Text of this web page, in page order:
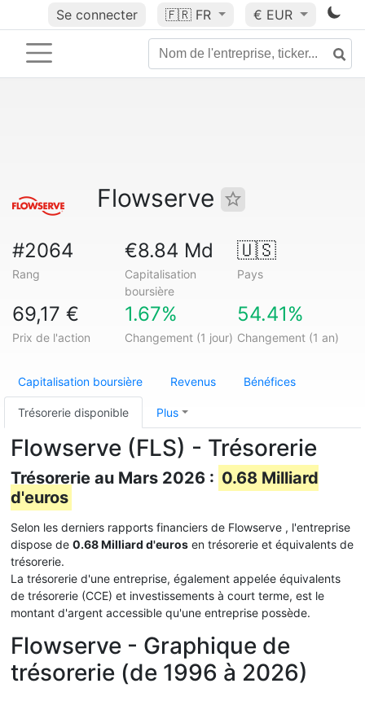
Se connecter 🇫🇷 FR € EUR
Flowserve
#2064
Rang
€8.84 Md
Capitalisation
boursière
🇺🇸
Pays
69,17 €
Prix de l'action
1.67%
Changement (1 jour)
54.41%
Changement (1 an)
Capitalisation boursière Revenus Bénéfices
Trésorerie disponible Plus
Flowserve (FLS) - Trésorerie
Trésorerie au Mars 2026 : 0.68 Milliard
d'euros
Selon les derniers rapports financiers de Flowserve , l'entreprise
dispose de 0.68 Milliard d'euros en trésorerie et équivalents de
trésorerie.
La trésorerie d'une entreprise, également appelée équivalents
de trésorerie (CCE) et investissements à court terme, est le
montant d'argent accessible qu'une entreprise possède.
Flowserve - Graphique de
trésorerie (de 1996 à 2026)